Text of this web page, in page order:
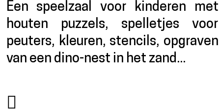
Een speelzaal voor kinderen met
houten puzzels, spelletjes voor
peuters, kleuren, stencils, opgraven
van een dino-nest in het zand...